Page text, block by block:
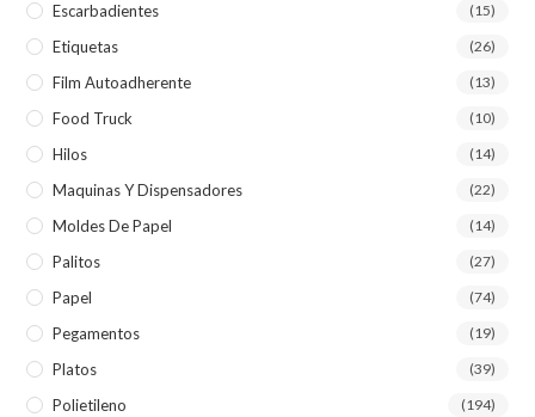
Escarbadientes (15)
Etiquetas (26)
Film Autoadherente (13)
Food Truck (10)
Hilos (14)
Maquinas Y Dispensadores (22)
Moldes De Papel (14)
Palitos (27)
Papel (74)
Pegamentos (19)
Platos (39)
Polietileno (194)